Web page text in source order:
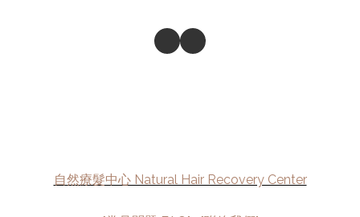
自然療髮中心 Natural Hair Recovery Center